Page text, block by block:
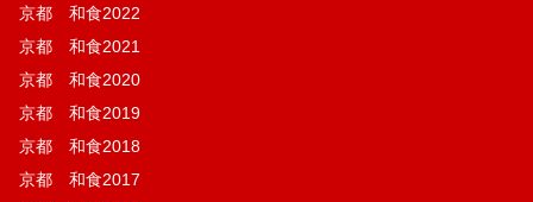
京都 和食2022
京都 和食2021
京都 和食2020
京都 和食2019
京都 和食2018
京都 和食2017